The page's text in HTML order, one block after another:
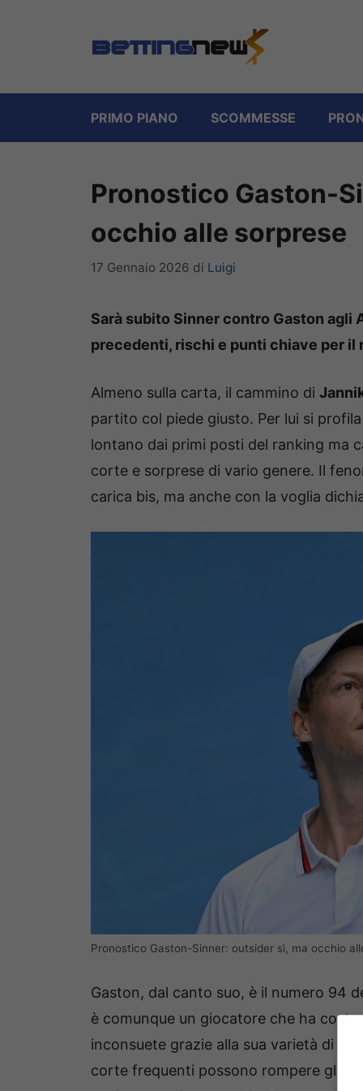
PRIMO PIANO SCOMMESSE
Pronostico Gaston-
occhio alle sorprese
17 Gennaio 2026 di Luigi
Sarà subito Sinner contro Gaston agli
precedenti, rischi e punti chiave per il
Almeno sulla carta, il cammino di
partito col piede giusto. Per lui si
lontano dai primi posti del ranking ma
corte e sorprese di vario genere. Il
carica bis, ma anche con la voglia
Pronostico Gaston-Sinner: outsider sì, ma occhio
Gaston, dal canto suo, è il numero 94
è comunque un giocatore che ha
inconsuete grazie alla sua varietà di
corte frequenti possono rompere gli